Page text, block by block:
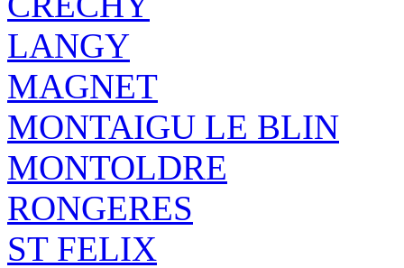
LANGY
MAGNET
MONTAIGU LE BLIN
MONTOLDRE
RONGERES
ST FELIX